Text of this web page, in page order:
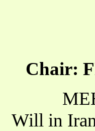
Chair:
MEHDI
Will in